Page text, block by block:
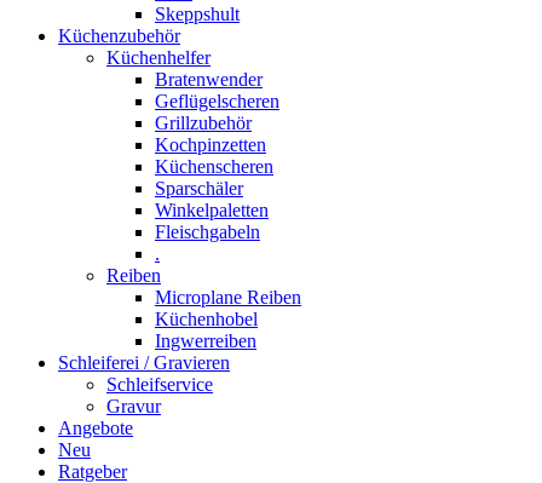
Skeppshult
Küchenzubehör
Küchenhelfer
Bratenwender
Geflügelscheren
Grillzubehör
Kochpinzetten
Küchenscheren
Sparschäler
Winkelpaletten
Fleischgabeln
.
Reiben
Microplane Reiben
Küchenhobel
Ingwerreiben
Schleiferei / Gravieren
Schleifservice
Gravur
Angebote
Neu
Ratgeber